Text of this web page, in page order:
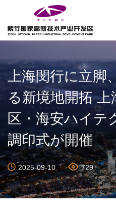
上海閔行に立脚
る新境地開拓 上
区・海安ハイテ
調印式が開催
2025-09-10 729